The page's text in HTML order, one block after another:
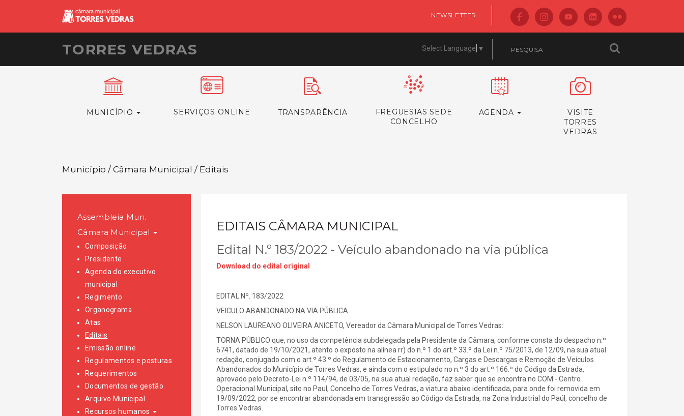
NEWSLETTER
TORRES VEDRAS Select Language ▼
MUNICÍPIO SERVIÇOS ONLINE TRANSPARÊNCIA
FREGUESIAS SEDE
CONCELHO
AGENDA
VISITE
TORRES
VEDRAS
Município / Câmara Municipal / Editais
Assembleia Mun.
Câmara Municipal
Composição
Presidente
Agenda do executivo
municipal
Regimento
Organograma
Atas
Editais
Emissão online
Regulamentos e posturas
Requerimentos
Documentos de gestão
Arquivo Municipal
Recursos humanos
EDITAIS CÂMARA MUNICIPAL
Edital N.º 183/2022 - Veículo abandonado na via pública
Download do edital original
EDITAL Nº. 183/2022
VEICULO ABANDONADO NA VIA PÚBLICA
NELSON LAUREANO OLIVEIRA ANICETO, Vereador da Câmara Municipal de Torres Vedras:
TORNA PÚBLICO que, no uso da competência subdelegada pela Presidente da Câmara, conforme consta do despacho n.º
6741, datado de 19/10/2021, atento o exposto na alínea rr) do n.º 1 do art.º 33.º da Lei n.º 75/2013, de 12/09, na sua atual
redação, conjugado com o art.º 43.º do Regulamento de Estacionamento, Cargas e Descargas e Remoção de Veículos
Abandonados do Município de Torres Vedras, e ainda com o estipulado no n.º 3 do art.º 166.º do Código da Estrada,
aprovado pelo Decreto-Lei n.º 114/94, de 03/05, na sua atual redação, faz saber que se encontra no COM - Centro
Operacional Municipal, sito no Paul, Concelho de Torres Vedras, a viatura abaixo identificada, para onde foi removida em
19/09/2022, por se encontrar abandonada em transgressão ao Código da Estrada, na Zona Industrial do Paúl, concelho de
Torres Vedras.